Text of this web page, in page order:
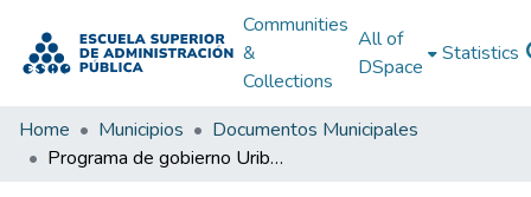
Communities
&
Collections
All of
DSpace
Statistics
Home Municipios
Documentos Municipales
Programa de gobierno Uribe-Meta “ Construyendo Paz y Desarrollo de la mano con el pueblo “ período 2020-2023